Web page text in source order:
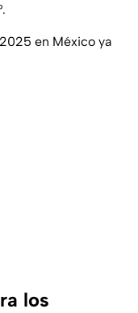
en México ya
los